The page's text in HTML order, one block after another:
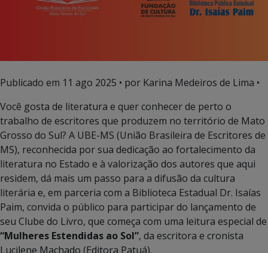
Publicado em 11 ago 2025 • por Karina Medeiros de Lima •
Você gosta de literatura e quer conhecer de perto o
trabalho de escritores que produzem no território de Mato
Grosso do Sul? A UBE-MS (União Brasileira de Escritores de
MS), reconhecida por sua dedicação ao fortalecimento da
literatura no Estado e à valorização dos autores que aqui
residem, dá mais um passo para a difusão da cultura
literária e, em parceria com a Biblioteca Estadual Dr. Isaías
Paim, convida o público para participar do lançamento de
seu Clube do Livro, que começa com uma leitura especial de
“Mulheres Estendidas ao Sol”, da escritora e cronista
Lucilene Machado (Editora Patuá).